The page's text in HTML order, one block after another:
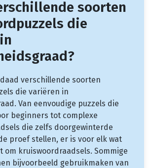
soorten
die
verschillende soorten
die variëren in
Van eenvoudige puzzels die
beginners tot complexe
die zelfs doorgewinterde
proef stellen, er is voor elk wat
om kruiswoordraadsels. Sommige
bijvoorbeeld gebruikmaken van